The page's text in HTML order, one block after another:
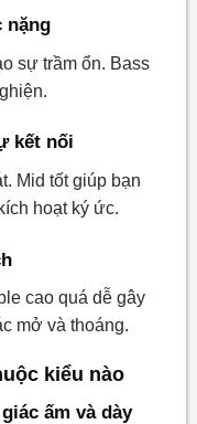
nặng
sự trầm ổn. Bass
kết nối
Mid tốt giúp bạn
hoạt ký ức.
cao quá dễ gây
mở và thoáng.
kiểu nào
ấm và dày